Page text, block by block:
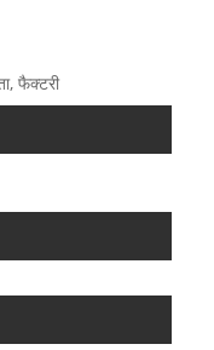
फैक्टरी